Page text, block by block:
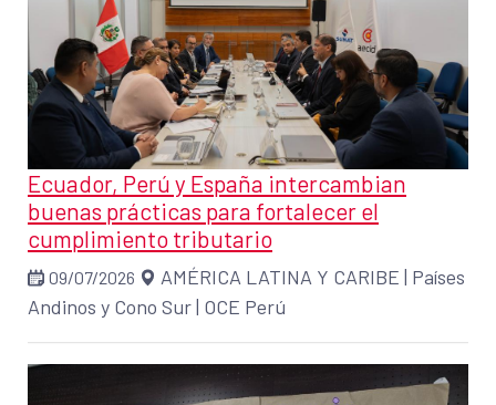
Ecuador, Perú y España intercambian
buenas prácticas para fortalecer el
cumplimiento tributario
09/07/2026 AMÉRICA LATINA Y CARIBE | Países
Andinos y Cono Sur| OCE Perú